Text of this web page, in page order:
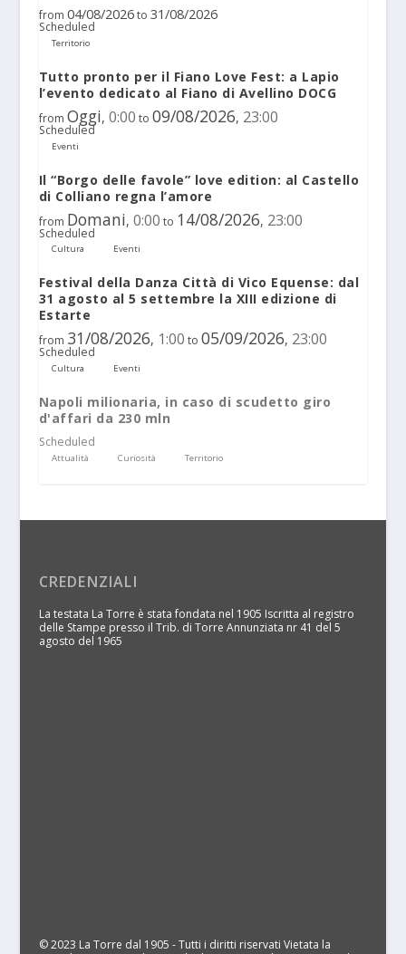
from 04/08/2026 to 31/08/2026
Scheduled
Territorio
Tutto pronto per il Fiano Love Fest: a Lapio
l’evento dedicato al Fiano di Avellino DOCG
from Oggi, 0:00 to 09/08/2026, 23:00
Scheduled
Eventi
Il “Borgo delle favole” love edition: al Castello
di Colliano regna l’amore
from Domani, 0:00 to 14/08/2026, 23:00
Scheduled
Cultura Eventi
Festival della Danza Città di Vico Equense: dal
31 agosto al 5 settembre la XIII edizione di
Estarte
from 31/08/2026, 1:00 to 05/09/2026, 23:00
Scheduled
Cultura Eventi
Napoli milionaria, in caso di scudetto giro
d'affari da 230 mln
Scheduled
Attualità Curiosità Territorio
CREDENZIALI
La testata La Torre è stata fondata nel 1905 Iscritta al registro
delle Stampe presso il Trib. di Torre Annunziata nr 41 del 5
agosto del 1965
© 2023 La Torre dal 1905 - Tutti i diritti riservati Vietata la